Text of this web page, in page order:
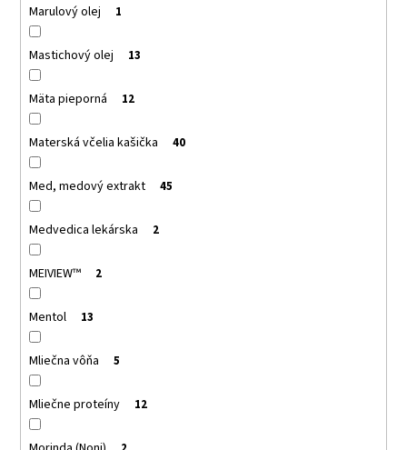
Marulový olej 1
Mastichový olej 13
Mäta pieporná 12
Materská včelia kašička 40
Med, medový extrakt 45
Medvedica lekárska 2
MEIVIEW™ 2
Mentol 13
Mliečna vôňa 5
Mliečne proteíny 12